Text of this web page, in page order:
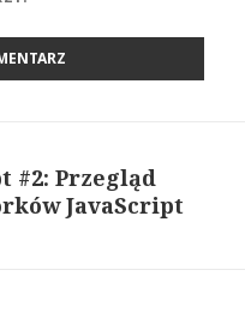
#2: Przegląd
JavaScript